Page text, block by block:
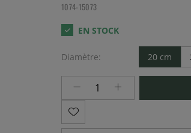
1074-15073
Diamètre: 20 cm